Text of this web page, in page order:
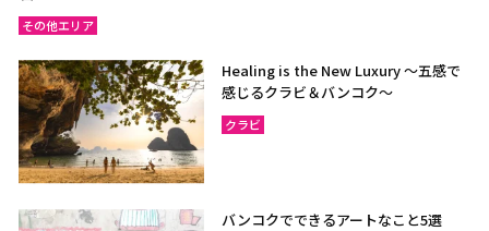
その他エリア
Healing is the New Luxury ～五感で
感じるクラビ＆バンコク～
クラビ
バンコクでできるアートなこと5選